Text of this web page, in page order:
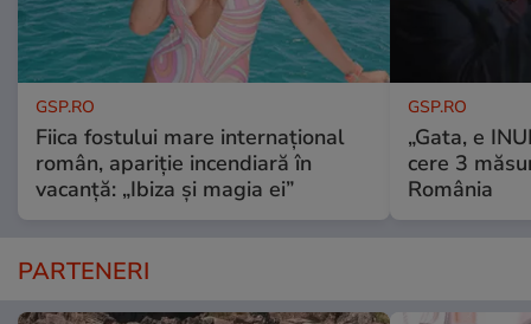
GSP.RO
Fiica fostului mare internațional
român, apariție incendiară în
vacanță: „Ibiza și magia ei”
GSP.RO
„Gata, e
cere 3
România
PARTENERI